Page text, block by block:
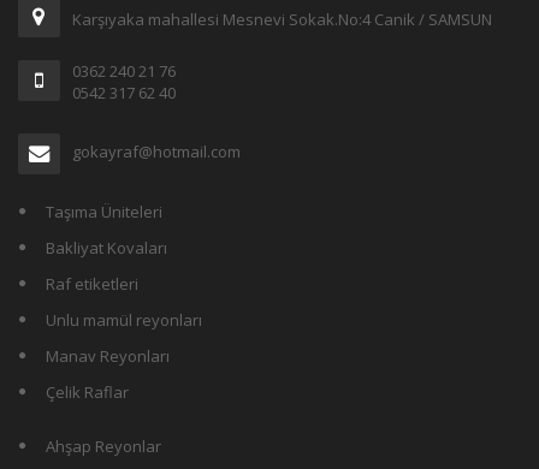
Karşıyaka mahallesi Mesnevi Sokak.No:4 Canik / SAMSUN
0362 240 21 76
0542 317 62 40
gokayraf@hotmail.com
Taşıma Üniteleri
Bakliyat Kovaları
Raf etiketleri
Unlu mamül reyonları
Manav Reyonları
Çelik Raflar
Ahşap Reyonlar